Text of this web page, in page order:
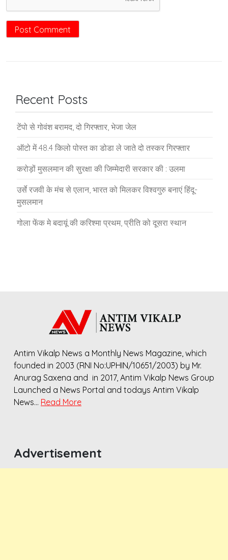
Recent Posts
टेंपो से गोवंश बरामद, दो गिरफ्तार, भेजा जेल
ऑटो में 48.4 किलो पोस्त का डोडा ले जाते दो तस्कर गिरफ्तार
करोड़ों मुसलमान की सुरक्षा की जिम्मेदारी सरकार की : उलमा
उर्से रजवी के मंच से एलान, भारत को मिलकर विश्वगुरु बनाएं हिंदू-
मुसलमान
गोला फेंक मे बदायूं की करिश्मा प्रथम, प्रीति को दूसरा स्थान
Antim Vikalp News a Monthly News Magazine, which
founded in 2003 (RNI No:UPHIN/10651/2003) by Mr.
Anurag Saxena and in 2017, Antim Vikalp News Group
Launched a News Portal and todays Antim Vikalp
News… Read More
Advertisement